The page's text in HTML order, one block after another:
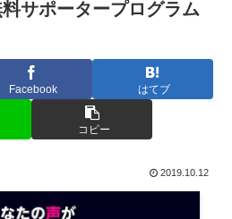
サポータープログラム
Facebook はてブ
コピー
2019.10.12